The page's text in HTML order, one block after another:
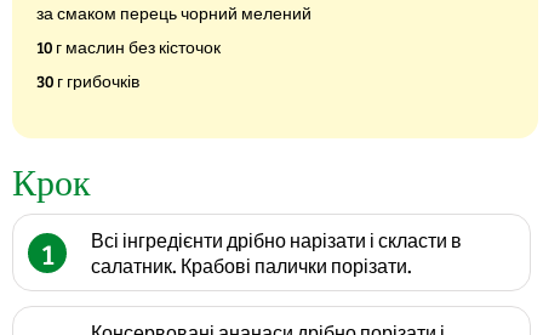
за смаком перець чорний мелений
10 г маслин без кісточок
30 г грибочків
Крок
1
Всі інгредієнти дрібно нарізати і скласти в
салатник. Крабові палички порізати.